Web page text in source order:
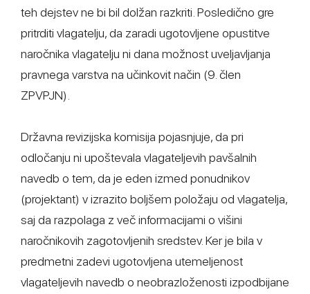
teh dejstev ne bi bil dolžan razkriti. Posledično gre
pritrditi vlagatelju, da zaradi ugotovljene opustitve
naročnika vlagatelju ni dana možnost uveljavljanja
pravnega varstva na učinkovit način (9. člen
ZPVPJN).
Državna revizijska komisija pojasnjuje, da pri
odločanju ni upoštevala vlagateljevih pavšalnih
navedb o tem, da je eden izmed ponudnikov
(projektant) v izrazito boljšem položaju od vlagatelja,
saj da razpolaga z več informacijami o višini
naročnikovih zagotovljenih sredstev. Ker je bila v
predmetni zadevi ugotovljena utemeljenost
vlagateljevih navedb o neobrazloženosti izpodbijane